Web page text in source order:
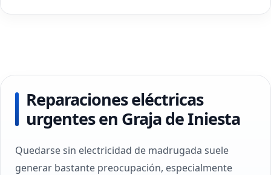
Reparaciones eléctricas
urgentes en Graja de Iniesta
Quedarse sin electricidad de madrugada suele
generar bastante preocupación, especialmente